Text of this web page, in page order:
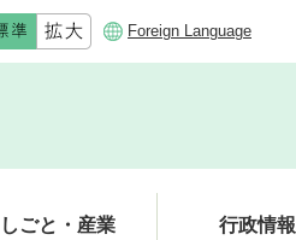
Foreign Language
しごと・産業 行政情報